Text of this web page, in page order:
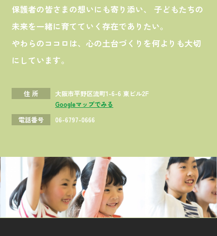
保護者の皆さまの想いにも寄り添い、 子どもたちの
未来を一緒に育てていく存在でありたい。
やわらのココロは、心の土台づくりを何よりも大切
にしています。
住 所
大阪市平野区流町1-6-6 東ビル2F
Googleマップでみる
電話番号
06-6797-0666